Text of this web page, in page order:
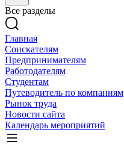
Все разделы
Главная
Соискателям
Предпринимателям
Работодателям
Студентам
Путеводитель по компаниям
Рынок труда
Новости сайта
Календарь мероприятий